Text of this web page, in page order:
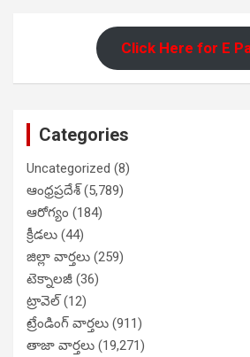
Click Here for E
Categories
Uncategorized (8)
ఆంధ్రప్రదేశ్(5,789)
ఆరోగ్యం (184)
క్రీడలు (44)
జిల్లా వార్తలు (259)
టెక్నాలజీ (36)
ట్రావెల్(12)
ట్రేండింగ్ వార్తలు (911)
తాజా వార్తలు (19,271)